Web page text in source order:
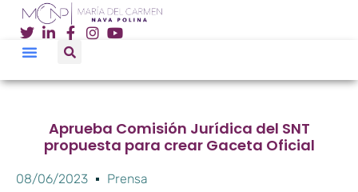
Aprueba Comisión Jurídica del SNT
propuesta para crear Gaceta Oficial
08/06/2023 Prensa